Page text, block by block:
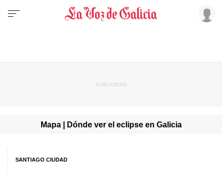
Mapa | Dónde ver el eclipse en Galicia
SANTIAGO CIUDAD